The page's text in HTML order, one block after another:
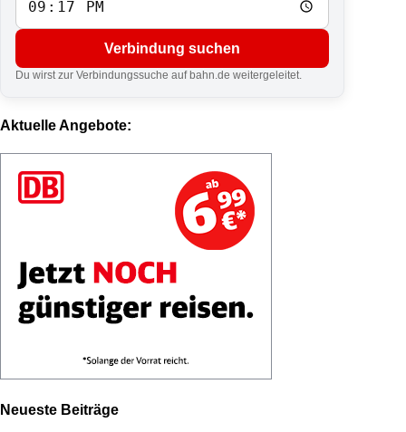
Verbindung suchen
Du wirst zur Verbindungssuche auf bahn.de weitergeleitet.
Aktuelle Angebote:
Neueste Beiträge